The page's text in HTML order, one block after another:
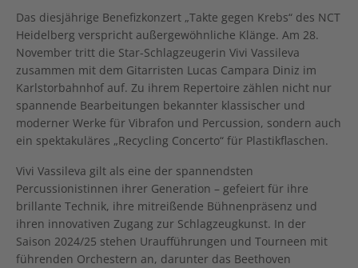
Das diesjährige Benefizkonzert „Takte gegen Krebs“ des NCT
Heidelberg verspricht außergewöhnliche Klänge. Am 28.
November tritt die Star-Schlagzeugerin Vivi Vassileva
zusammen mit dem Gitarristen Lucas Campara Diniz im
Karlstorbahnhof auf. Zu ihrem Repertoire zählen nicht nur
spannende Bearbeitungen bekannter klassischer und
moderner Werke für Vibrafon und Percussion, sondern auch
ein spektakuläres „Recycling Concerto“ für Plastikflaschen.
Vivi Vassileva gilt als eine der spannendsten
Percussionistinnen ihrer Generation – gefeiert für ihre
brillante Technik, ihre mitreißende Bühnenpräsenz und
ihren innovativen Zugang zur Schlagzeugkunst. In der
Saison 2024/25 stehen Uraufführungen und Tourneen mit
führenden Orchestern an, darunter das Beethoven